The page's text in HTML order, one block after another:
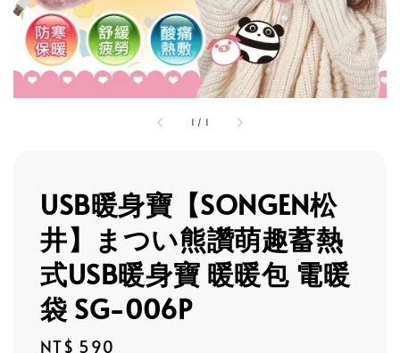
1 / 1
USB暖身寶【SONGEN松
井】まつい熊讚萌趣蓄熱
式USB暖身寶 暖暖包 電暖
袋 SG-006P
Regular
NT$ 590